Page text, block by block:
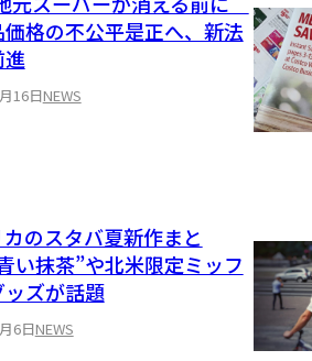
格の不公平是正へ、新法
進
16日NEWS
のスタバ夏新作まと
い抹茶”や北米限定ミッフ
ズが話題
6日NEWS